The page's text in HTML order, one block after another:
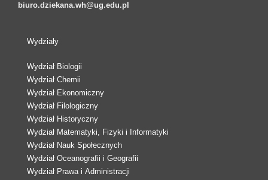
biuro.dziekana.wh@ug.edu.pl
Wydziały
Wydział Biologii
Wydział Chemii
Wydział Ekonomiczny
Wydział Filologiczny
Wydział Historyczny
Wydział Matematyki, Fizyki i Informatyki
Wydział Nauk Społecznych
Wydział Oceanografii i Geografii
Wydział Prawa i Administracji